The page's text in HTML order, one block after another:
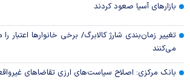
بازارهای آسیا صعود کردند
تغییر زمان‌بندی شارژ کالابرگ/ برخی خانوار‌ها اعتبار
می‌کنند
بانک مرکزی: اصلاح سیاست‌های ارزی تقاضاهای